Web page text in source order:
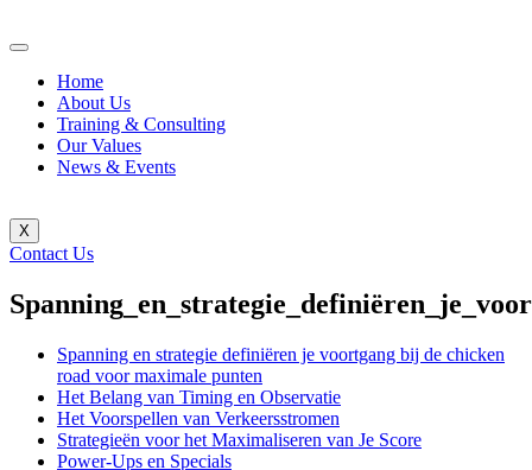
Home
About Us
Training & Consulting
Our Values
News & Events
X
Contact Us
Spanning en strategie definiëren je voortgang bij de chicken
road voor maximale punten
Het Belang van Timing en Observatie
Het Voorspellen van Verkeersstromen
Strategieën voor het Maximaliseren van Je Score
Power-Ups en Specials